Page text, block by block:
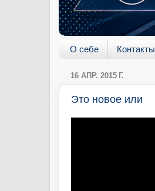
О себе Контакты
16 АПР. 2015 Г.
Это новое или